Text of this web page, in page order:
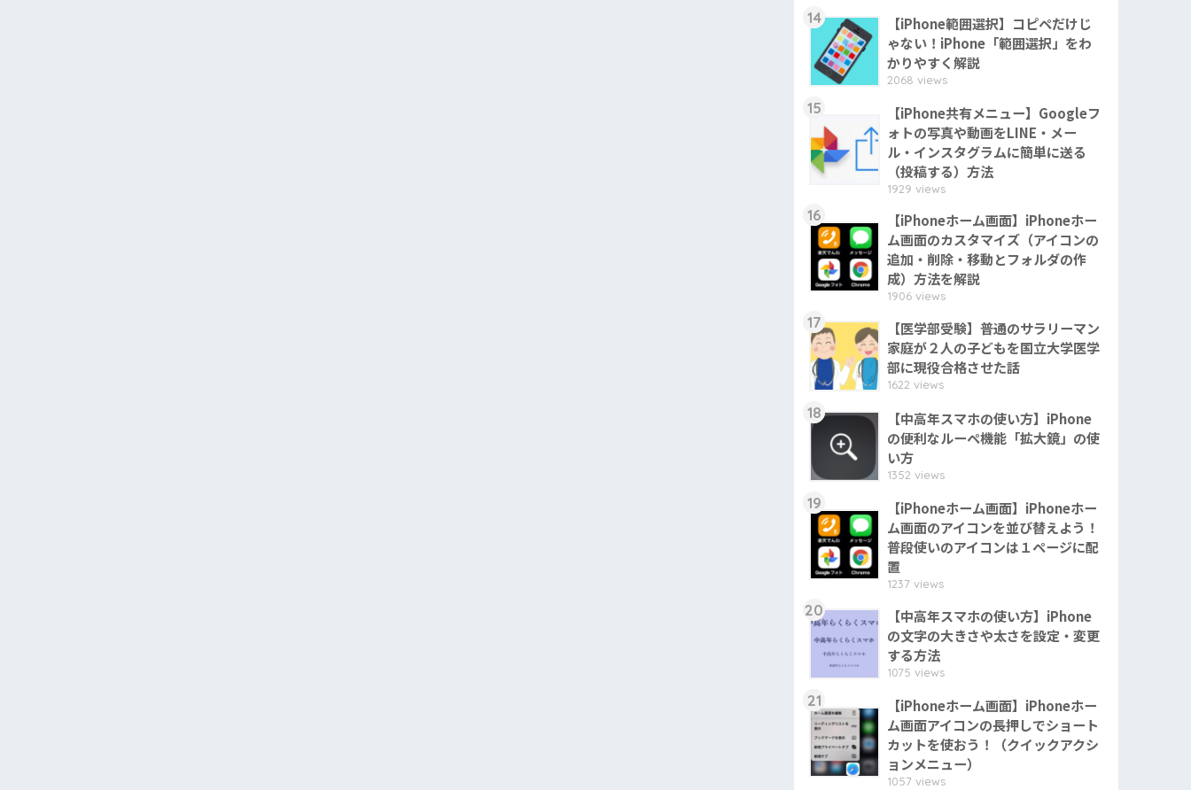
14
【iPhone範囲選択】コピペだけじ
ゃない！iPhone「範囲選択」をわ
かりやすく解説
2068 views
15
【iPhone共有メニュー】Googleフ
ォトの写真や動画をLINE・メー
ル・インスタグラムに簡単に送る
（投稿する）方法
1929 views
16
【iPhoneホーム画面】iPhoneホー
ム画面のカスタマイズ（アイコンの
追加・削除・移動とフォルダの作
成）方法を解説
1906 views
17
【医学部受験】普通のサラリーマン
家庭が２人の子どもを国立大学医学
部に現役合格させた話
1622 views
18
【中高年スマホの使い方】iPhone
の便利なルーペ機能「拡大鏡」の使
い方
1352 views
19
【iPhoneホーム画面】iPhoneホー
ム画面のアイコンを並び替えよう！
普段使いのアイコンは１ページに配
置
1237 views
20
【中高年スマホの使い方】iPhone
の文字の大きさや太さを設定・変更
する方法
1075 views
21
【iPhoneホーム画面】iPhoneホー
ム画面アイコンの長押しでショート
カットを使おう！（クイックアクシ
ョンメニュー）
1057 views